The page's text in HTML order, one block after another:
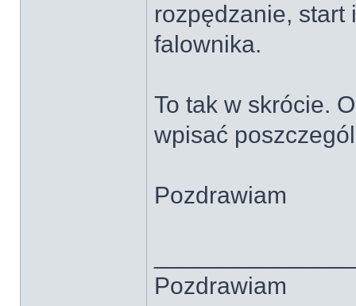
rozpędzanie, start
falownika.
To tak w skrócie.
wpisać
Pozdrawiam
Pozdrawiam